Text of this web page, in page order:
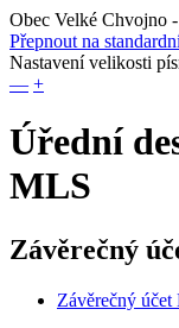
Obec Velké Chvojno
Přepnout na
Nastavení velikosti
— +
Úřední
MLS
Závěrečný
Závěrečný účet